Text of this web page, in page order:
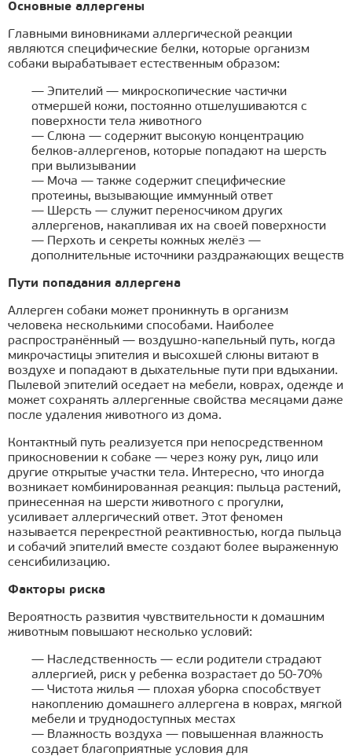
Основные аллергены
Главными виновниками аллергической реакции
являются специфические белки, которые организм
собаки вырабатывает естественным образом:
— Эпителий — микроскопические частички
отмершей кожи, постоянно отшелушиваются с
поверхности тела животного
— Слюна — содержит высокую концентрацию
белков-аллергенов, которые попадают на шерсть
при вылизывании
— Моча — также содержит специфические
протеины, вызывающие иммунный ответ
— Шерсть — служит переносчиком других
аллергенов, накапливая их на своей поверхности
— Перхоть и секреты кожных желёз —
дополнительные источники раздражающих веществ
Пути попадания аллергена
Аллерген собаки может проникнуть в организм
человека несколькими способами. Наиболее
распространённый — воздушно-капельный путь, когда
микрочастицы эпителия и высохшей слюны витают в
воздухе и попадают в дыхательные пути при вдыхании.
Пылевой эпителий оседает на мебели, коврах, одежде и
может сохранять аллергенные свойства месяцами даже
после удаления животного из дома.
Контактный путь реализуется при непосредственном
прикосновении к собаке — через кожу рук, лицо или
другие открытые участки тела. Интересно, что иногда
возникает комбинированная реакция: пыльца растений,
принесенная на шерсти животного с прогулки,
усиливает аллергический ответ. Этот феномен
называется перекрестной реактивностью, когда пыльца
и собачий эпителий вместе создают более выраженную
сенсибилизацию.
Факторы риска
Вероятность развития чувствительности к домашним
животным повышают несколько условий:
— Наследственность — если родители страдают
аллергией, риск у ребенка возрастает до 50-70%
— Чистота жилья — плохая уборка способствует
накоплению домашнего аллергена в коврах, мягкой
мебели и труднодоступных местах
— Влажность воздуха — повышенная влажность
создает благоприятные условия для